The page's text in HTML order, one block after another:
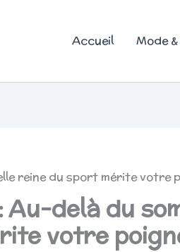
Accueil Mode
reine du sport mérite votre
Au-delà du
votre